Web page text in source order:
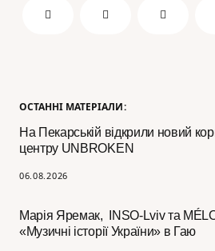
ОСТАННІ МАТЕРІАЛИ:
На Пекарській відкрили новий
центру UNBROKEN
06.08.2026
Марія Яремак, INSO-Lviv та
«Музичні історії України» в Гаю